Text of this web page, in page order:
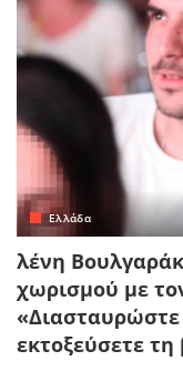
Ελλάδα
λένη
χωρισμού με
εκτοξεύσετε